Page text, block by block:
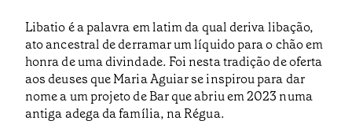
Libatio é a palavra em latim da qual deriva libação,
ato ancestral de derramar um líquido para o chão em
honra de uma divindade. Foi nesta tradição de oferta
aos deuses que Maria Aguiar se inspirou para dar
nome a um projeto de Bar que abriu em 2023 numa
antiga adega da família, na Régua.